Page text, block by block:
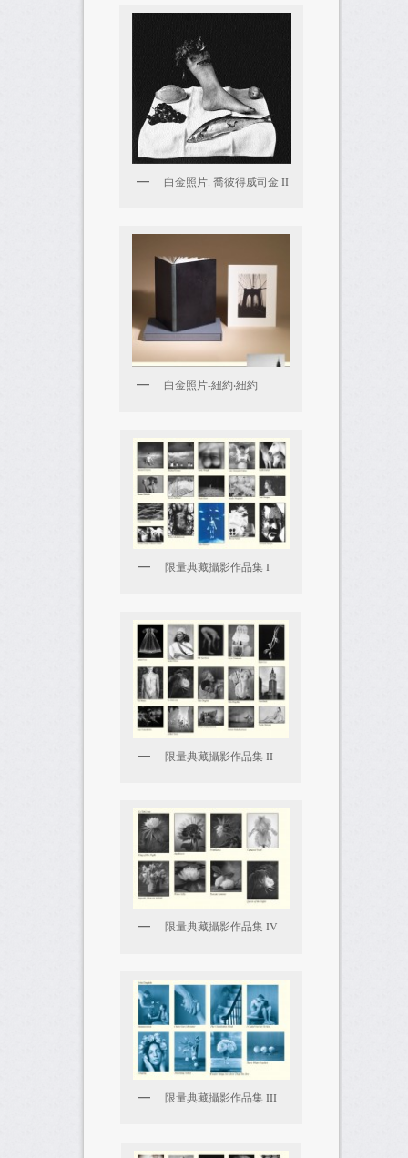
白金照片. 喬彼得威司金 II
白金照片-紐約‧紐約
限量典藏攝影作品集 I
限量典藏攝影作品集 II
限量典藏攝影作品集 IV
限量典藏攝影作品集 III